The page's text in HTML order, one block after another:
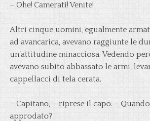
– Ohe! Camerati! Venite!
Altri cinque uomini, egualmente
ad avancarica, avevano raggiunte le
un’attitudine minacciosa. Vedendo
avevano subito abbassato le armi,
cappellacci di tela cerata.
– Capitano, – riprese il capo. –
approdato?